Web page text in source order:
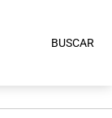
BUSCAR